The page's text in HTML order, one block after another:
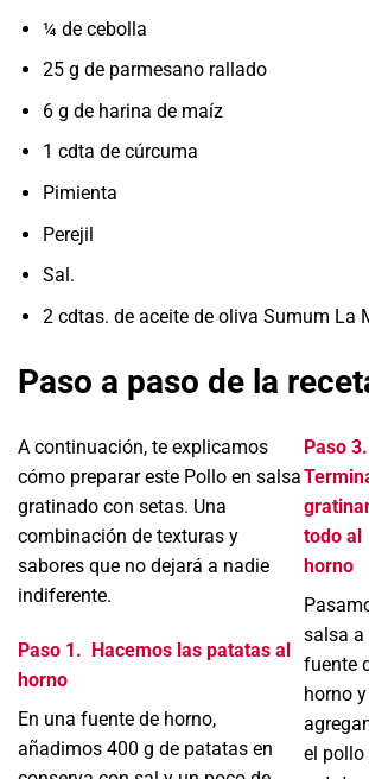
¼ de cebolla
25 g de parmesano rallado
6 g de harina de maíz
1 cdta de cúrcuma
Pimienta
Perejil
Sal.
2 cdtas. de aceite de oliva Sumum La
Paso a paso de la
A continuación, te explicamos
cómo preparar este Pollo en salsa
gratinado con setas. Una
combinación de texturas y
sabores que no dejará a nadie
indiferente.
Paso 1. Hacemos las patatas al
horno
En una fuente de horno,
añadimos 400 g de patatas en
Paso 3.
todo al
horno
salsa a
fuente
horno y
el pollo